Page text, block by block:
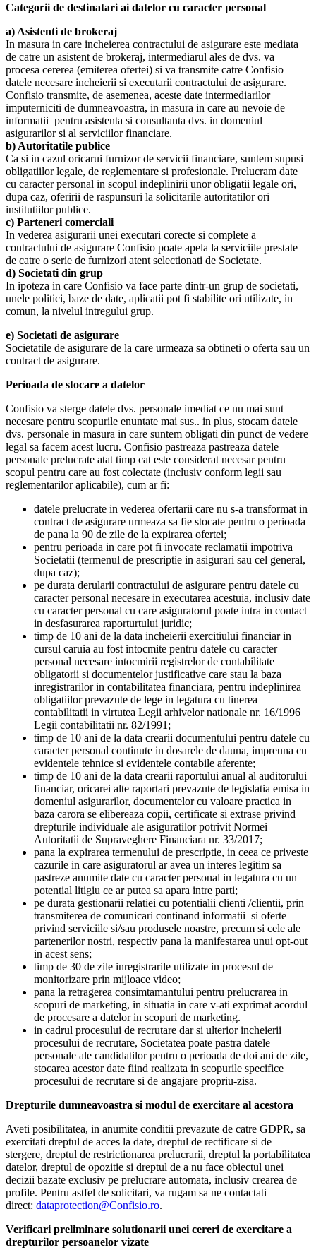
Categorii de destinatari ai datelor cu caracter personal
a) Asistenti de brokeraj
In masura in care incheierea contractului de asigurare este mediata
de catre un asistent de brokeraj, intermediarul ales de dvs. va
procesa cererea (emiterea ofertei) si va transmite catre Confisio
datele necesare incheierii si executarii contractului de asigurare.
Confisio transmite, de asemenea, aceste date intermediarilor
imputerniciti de dumneavoastra, in masura in care au nevoie de
informatii pentru asistenta si consultanta dvs. in domeniul
asigurarilor si al serviciilor financiare.
b) Autoritatile publice
Ca si in cazul oricarui furnizor de servicii financiare, suntem supusi
obligatiilor legale, de reglementare si profesionale. Prelucram date
cu caracter personal in scopul indeplinirii unor obligatii legale ori,
dupa caz, oferirii de raspunsuri la solicitarile autoritatilor ori
institutiilor publice.
c) Parteneri comerciali
In vederea asigurarii unei executari corecte si complete a
contractului de asigurare Confisio poate apela la serviciile prestate
de catre o serie de furnizori atent selectionati de Societate.
d) Societati din grup
In ipoteza in care Confisio va face parte dintr-un grup de societati,
unele politici, baze de date, aplicatii pot fi stabilite ori utilizate, in
comun, la nivelul intregului grup.
e) Societati de asigurare
Societatile de asigurare de la care urmeaza sa obtineti o oferta sau un
contract de asigurare.
Perioada de stocare a datelor
Confisio va sterge datele dvs. personale imediat ce nu mai sunt
necesare pentru scopurile enuntate mai sus.. in plus, stocam datele
dvs. personale in masura in care suntem obligati din punct de vedere
legal sa facem acest lucru. Confisio pastreaza pastreaza datele
personale prelucrate atat timp cat este considerat necesar pentru
scopul pentru care au fost colectate (inclusiv conform legii sau
reglementarilor aplicabile), cum ar fi:
datele prelucrate in vederea ofertarii care nu s-a transformat in
contract de asigurare urmeaza sa fie stocate pentru o perioada
de pana la 90 de zile de la expirarea ofertei;
pentru perioada in care pot fi invocate reclamatii impotriva
Societatii (termenul de prescriptie in asigurari sau cel general,
dupa caz);
pe durata derularii contractului de asigurare pentru datele cu
caracter personal necesare in executarea acestuia, inclusiv date
cu caracter personal cu care asiguratorul poate intra in contact
in desfasurarea raporturtului juridic;
timp de 10 ani de la data incheierii exercitiului financiar in
cursul caruia au fost intocmite pentru datele cu caracter
personal necesare intocmirii registrelor de contabilitate
obligatorii si documentelor justificative care stau la baza
inregistrarilor in contabilitatea financiara, pentru indeplinirea
obligatiilor prevazute de lege in legatura cu tinerea
contabilitatii in virtutea Legii arhivelor nationale nr. 16/1996
Legii contabilitatii nr. 82/1991;
timp de 10 ani de la data crearii documentului pentru datele cu
caracter personal continute in dosarele de dauna, impreuna cu
evidentele tehnice si evidentele contabile aferente;
timp de 10 ani de la data crearii raportului anual al auditorului
financiar, oricarei alte raportari prevazute de legislatia emisa in
domeniul asigurarilor, documentelor cu valoare practica in
baza carora se elibereaza copii, certificate si extrase privind
drepturile individuale ale asiguratilor potrivit Normei
Autoritatii de Supraveghere Financiara nr. 33/2017;
pana la expirarea termenului de prescriptie, in ceea ce priveste
cazurile in care asiguratorul ar avea un interes legitim sa
pastreze anumite date cu caracter personal in legatura cu un
potential litigiu ce ar putea sa apara intre parti;
pe durata gestionarii relatiei cu potentialii clienti /clientii, prin
transmiterea de comunicari continand informatii si oferte
privind serviciile si/sau produsele noastre, precum si cele ale
partenerilor nostri, respectiv pana la manifestarea unui opt-out
in acest sens;
timp de 30 de zile inregistrarile utilizate in procesul de
monitorizare prin mijloace video;
pana la retragerea consimtamantului pentru prelucrarea in
scopuri de marketing, in situatia in care v-ati exprimat acordul
de procesare a datelor in scopuri de marketing.
in cadrul procesului de recrutare dar si ulterior incheierii
procesului de recrutare, Societatea poate pastra datele
personale ale candidatilor pentru o perioada de doi ani de zile,
stocarea acestor date fiind realizata in scopurile specifice
procesului de recrutare si de angajare propriu-zisa.
Drepturile dumneavoastra si modul de exercitare al acestora
Aveti posibilitatea, in anumite conditii prevazute de catre GDPR, sa
exercitati dreptul de acces la date, dreptul de rectificare si de
stergere, dreptul de restrictionarea prelucrarii, dreptul la portabilitatea
datelor, dreptul de opozitie si dreptul de a nu face obiectul unei
decizii bazate exclusiv pe prelucrare automata, inclusiv crearea de
profile. Pentru astfel de solicitari, va rugam sa ne contactati
direct: dataprotection@Confisio.ro.
Verificari preliminare solutionarii unei cereri de exercitare a
drepturilor persoanelor vizate